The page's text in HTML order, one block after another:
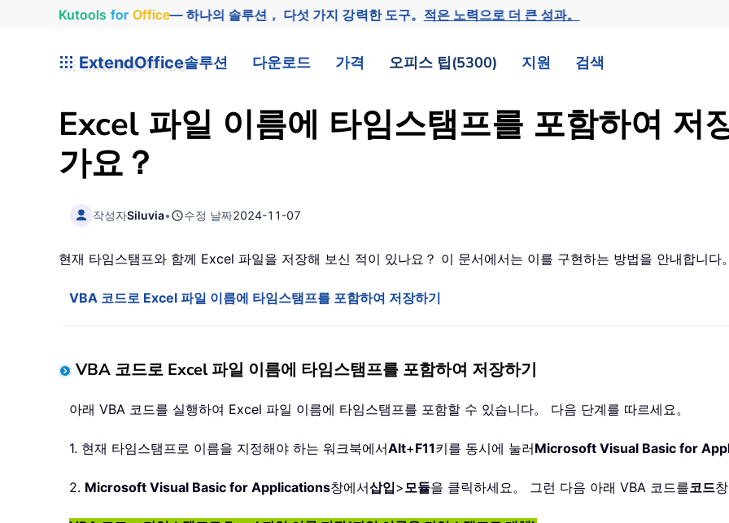
Kutools for Office— 하나의 솔루션， 다섯 가지 강력한 도구。적은 노력으로 더 큰 성과。
ExtendOffice솔루션 다운로드 가격 오피스 팁(5300) 지원 검색
Excel 파일 이름에 타임스탬프를 포함하여 저
가요？
작성자Siluvia• 수정 날짜2024-11-07
현재 타임스탬프와 함께 Excel 파일을 저장해 보신 적이 있나요？ 이 문서에서는 이를 구현하는 방법을 안내합니다
VBA 코드로 Excel 파일 이름에 타임스탬프를 포함하여 저장하기
VBA 코드로 Excel 파일 이름에 타임스탬프를 포함하여 저장하기
아래 VBA 코드를 실행하여 Excel 파일 이름에 타임스탬프를 포함할 수 있습니다。 다음 단계를 따르세요。
1. 현재 타임스탬프로 이름을 지정해야 하는 워크북에서Alt+F11키를 동시에 눌러Microsoft Visual Basic for
2. Microsoft Visual Basic for Applications창에서삽입>모듈을 클릭하세요。 그런 다음 아래 VBA 코드를코드